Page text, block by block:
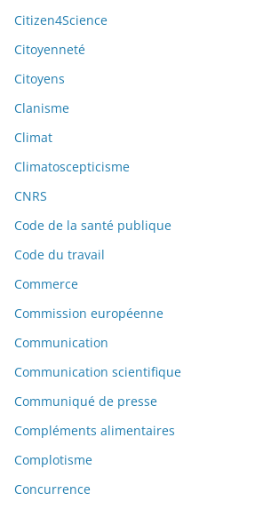
Citizen4Science
Citoyenneté
Citoyens
Clanisme
Climat
Climatoscepticisme
CNRS
Code de la santé publique
Code du travail
Commerce
Commission européenne
Communication
Communication scientifique
Communiqué de presse
Compléments alimentaires
Complotisme
Concurrence